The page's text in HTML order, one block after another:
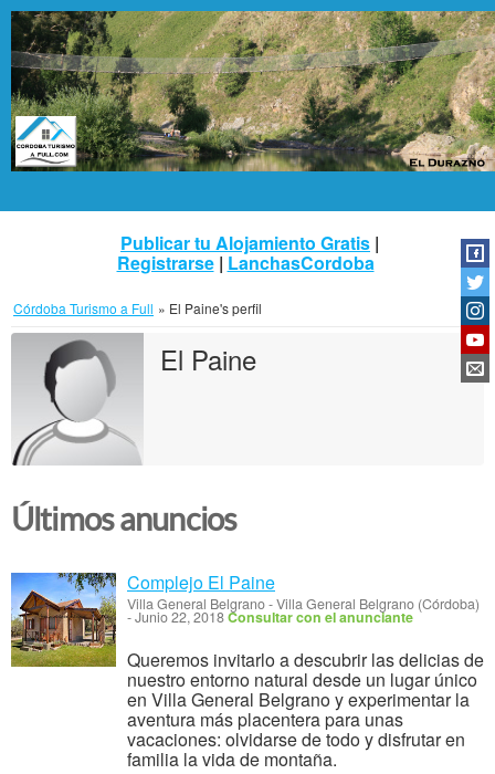
Publicar tu Alojamiento Gratis |
Registrarse| LanchasCordoba
Córdoba Turismo a Full » El Paine's perfil
El Paine
Últimos anuncios
Complejo El Paine
Villa General Belgrano-Villa General Belgrano (Córdoba)
-Junio 22, 2018Consultar con el anunciante
Queremos invitarlo a descubrir las delicias de
nuestro entorno natural desde un lugar único
en Villa General Belgrano y experimentar la
aventura más placentera para unas
vacaciones: olvidarse de todo y disfrutar en
familia la vida de montaña.